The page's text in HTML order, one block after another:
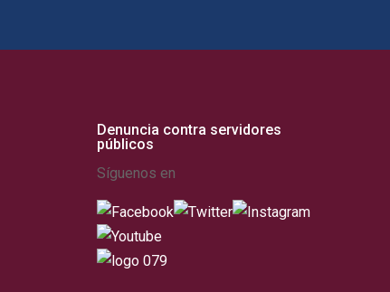
Denuncia contra servidores
públicos
Síguenos en